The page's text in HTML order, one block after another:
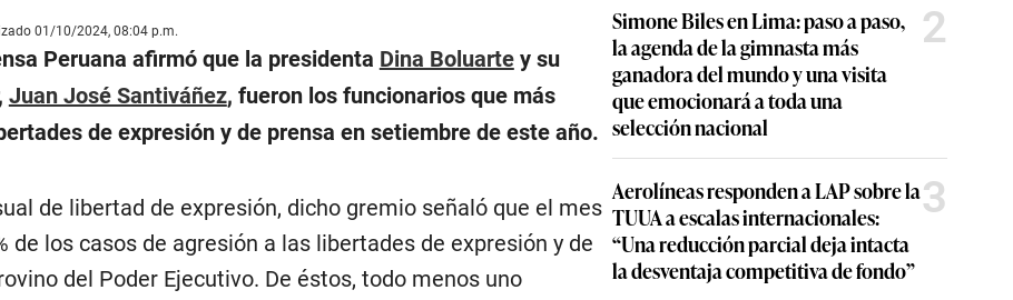
01/10/2024, 08:04 p.m.
Peruana afirmó que la presidenta Dina Boluartey su
Juan José Santiváñez, fueron los funcionarios que más
de expresión y de prensa en setiembre de este año.
de libertad de expresión, dicho gremio señaló que el mes
de los casos de agresión a las libertades de expresión y de
del Poder Ejecutivo. De éstos, todo menos uno
Simone Biles en Lima: paso a paso,
la agenda de la gimnasta más
ganadora del mundo y una visita
que emocionará a toda una
selección nacional
2
Aerolíneas responden a LAP sobre la
TUUA a escalas internacionales:
“Una reducción parcial deja intacta
la desventaja competitiva de fondo”
3